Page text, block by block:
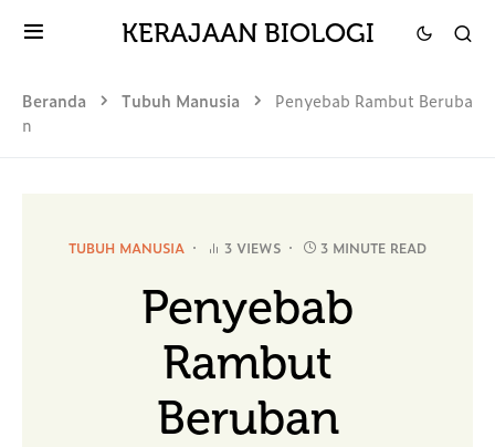
KERAJAAN BIOLOGI
Beranda Tubuh Manusia
Penyebab Rambut Beruba
n
TUBUH MANUSIA 3 VIEWS 3 MINUTE READ
Penyebab
Rambut
Beruban